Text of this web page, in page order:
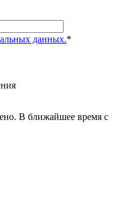
данных.*
В ближайшее время с